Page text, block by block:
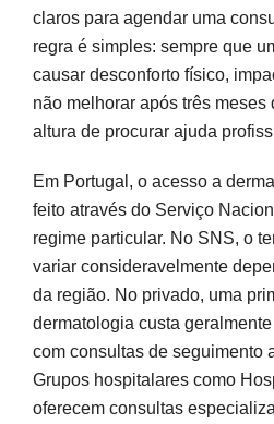
claros para agendar uma
regra é simples: sempre que
causar desconforto físico,
não melhorar após três
altura de procurar ajuda
Em Portugal, o acesso a
feito através do Serviço
regime particular. No SNS, o
variar consideravelmente
da região. No privado, uma
dermatologia custa
com consultas de seguimento
Grupos hospitalares como
oferecem consultas